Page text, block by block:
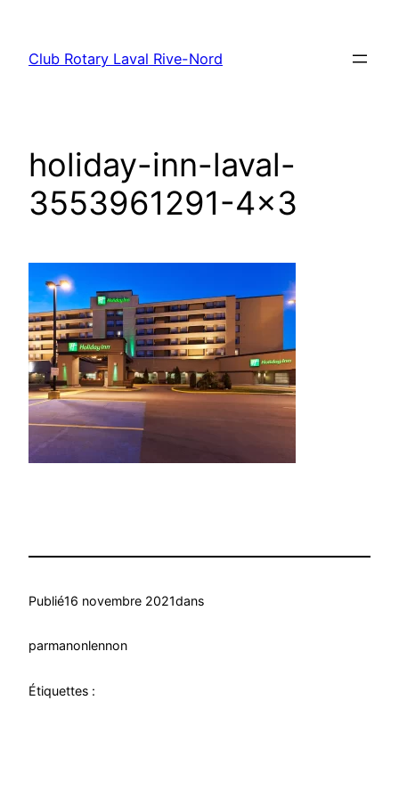
contenu
Club Rotary Laval Rive-Nord
holiday-inn-laval-
3553961291-4×3
Publié16 novembre 2021dans
parmanonlennon
Étiquettes :